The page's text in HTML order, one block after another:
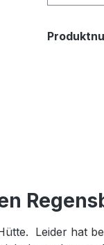
Leider hat